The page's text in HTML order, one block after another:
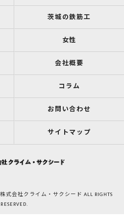
茨城の鉄筋工
女性
会社概要
コラム
お問い合わせ
サイトマップ
会社クライム・サクシード ALL RIGHTS
RESERVED.